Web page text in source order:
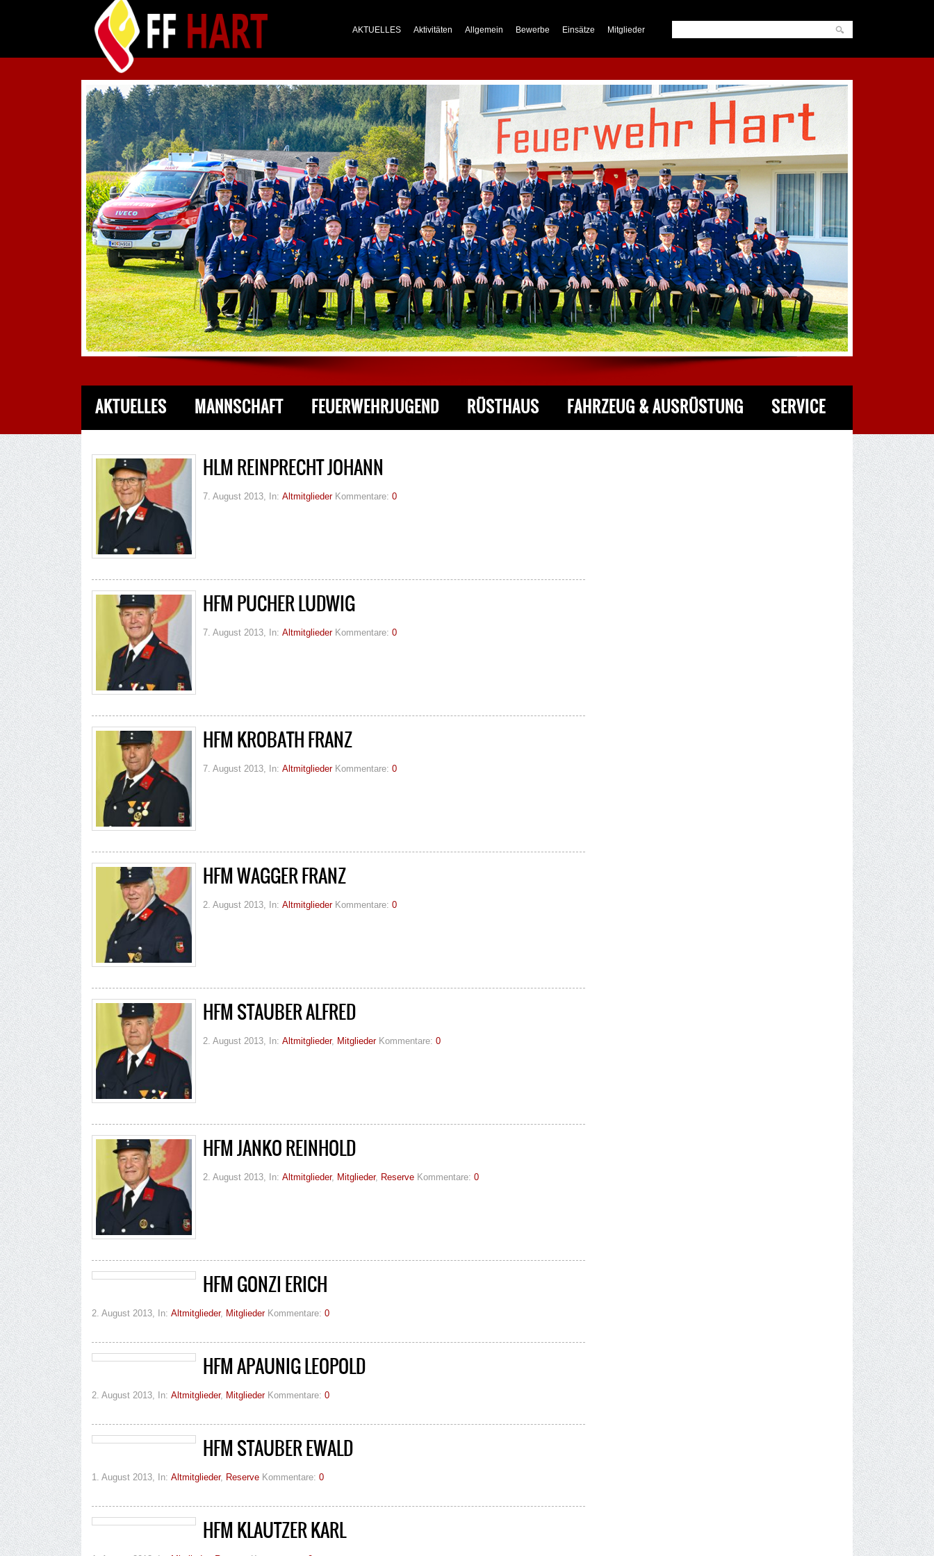
AKTUELLES Aktivitäten Allgemein Bewerbe Einsätze Mitglieder
AKTUELLES MANNSCHAFT FEUERWEHRJUGEND RÜSTHAUS FAHRZEUG & AUSRÜSTUNG SERVICE
HLM REINPRECHT JOHANN
7. August 2013, In: AltmitgliederKommentare: 0
HFM PUCHER LUDWIG
7. August 2013, In: AltmitgliederKommentare: 0
HFM KROBATH FRANZ
7. August 2013, In: AltmitgliederKommentare: 0
HFM WAGGER FRANZ
2. August 2013, In: AltmitgliederKommentare: 0
HFM STAUBER ALFRED
2. August 2013, In: Altmitglieder, MitgliederKommentare: 0
HFM JANKO REINHOLD
2. August 2013, In: Altmitglieder, Mitglieder, Reserve Kommentare: 0
HFM GONZI ERICH
2. August 2013, In: Altmitglieder, MitgliederKommentare: 0
HFM APAUNIG LEOPOLD
2. August 2013, In: Altmitglieder, MitgliederKommentare: 0
HFM STAUBER EWALD
1. August 2013, In: Altmitglieder, Reserve Kommentare: 0
HFM KLAUTZER KARL